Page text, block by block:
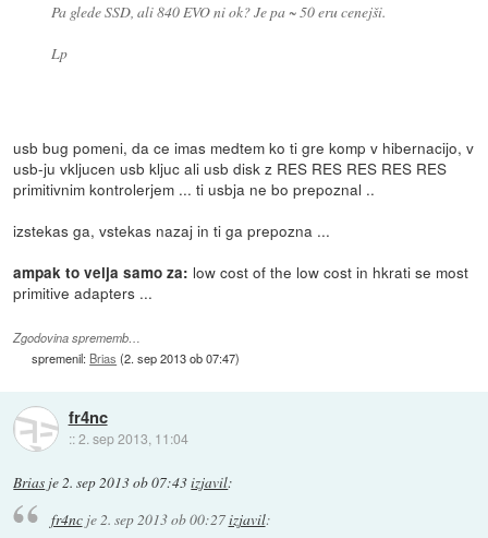
Pa glede SSD, ali 840 EVO ni ok? Je pa ~ 50 eru cenejši.
Lp
usb bug pomeni, da ce imas medtem ko ti gre komp v hibernacijo, v
usb-ju vkljucen usb kljuc ali usb disk z RES RES RES RES RES
primitivnim kontrolerjem ... ti usbja ne bo prepoznal ..
izstekas ga, vstekas nazaj in ti ga prepozna ...
ampak to velja samo za: low cost of the low cost in hkrati se most
primitive adapters ...
Zgodovina sprememb…
spremenil: Brias (2. sep 2013 ob 07:47)
fr4nc
::2. sep 2013, 11:04
Brias je2. sep 2013 ob 07:43izjavil:
fr4ncje 2. sep 2013 ob 00:27izjavil: